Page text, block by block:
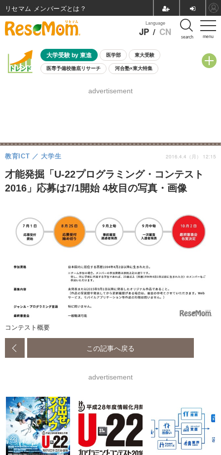
menu
Language
JP / CN search
大学受験 by 東進 医学部 東大受験
医専予備校徹底リサーチ 河合塾×東大特集
8月開催学校説明会・相談会
advertisement
才能発掘「U-22プログラミング・コンテスト
2016」応募は7/1開始 4枚目の写真・画像
教育ICT 大学生 2016.4.4（月） 12:15
コンテスト概要
この記事へ戻る
advertisement
リセマム メンバーズ